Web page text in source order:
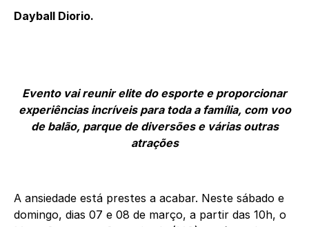
Dayball Diorio.
Evento vai reunir elite do esporte e proporcionar
experiências incríveis para toda a família, com voo
de balão, parque de diversões e várias outras
atrações
A ansiedade está prestes a acabar. Neste sábado e
domingo, dias 07 e 08 de março, a partir das 10h, o